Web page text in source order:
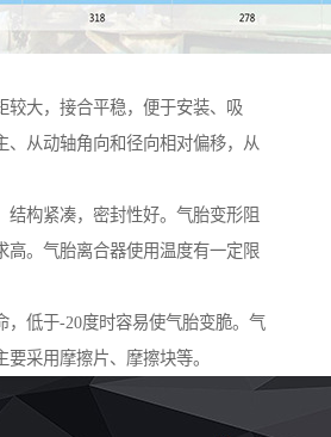
较大，接合平稳，便于安装、吸
、从动轴角向和径向相对偏移，从
结构紧凑，密封性好。气胎变形阻
高。气胎离合器使用温度有一定限
，低于-20度时容易使气胎变脆。气
采用摩擦片、摩擦块等。